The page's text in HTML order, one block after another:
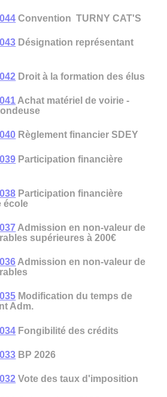
Convention TURNY CAT'S
Désignation représentant
Droit à la formation des élus
Achat matériel de voirie -
Règlement financier SDEY
Participation financière
Participation financière
école
Admission en non-valeur de
supérieures à 200€
Admission en non-valeur de
Modification du temps de
Adm.
Fongibilité des crédits
BP 2026
Vote des taux d'imposition